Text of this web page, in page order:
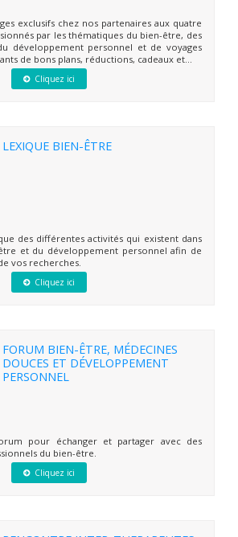
exclusifs chez nos partenaires aux quatre
par les thématiques du bien-être, des
développement personnel et de voyages
de bons plans, réductions, cadeaux et...
Cliquez ici
LEXIQUE BIEN-ÊTRE
des différentes activités qui existent dans
et du développement personnel afin de
vos recherches.
Cliquez ici
FORUM BIEN-ÊTRE, MÉDECINES
DOUCES ET DÉVELOPPEMENT
PERSONNEL
pour échanger et partager avec des
du bien-être.
Cliquez ici